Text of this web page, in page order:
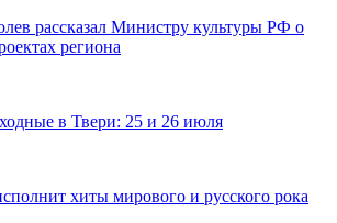
рассказал Министру культуры РФ о
региона
в Твери: 25 и 26 июля
хиты мирового и русского рока